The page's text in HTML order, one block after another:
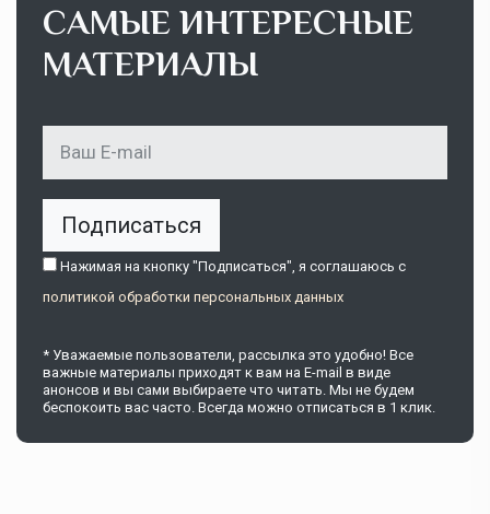
САМЫЕ ИНТЕРЕСНЫЕ
МАТЕРИАЛЫ
Подписаться
Нажимая на кнопку "Подписаться", я соглашаюсь c
политикой обработки персональных данных
* Уважаемые пользователи, рассылка это удобно! Все
важные материалы приходят к вам на E-mail в виде
анонсов и вы сами выбираете что читать. Мы не будем
беспокоить вас часто. Всегда можно отписаться в 1 клик.